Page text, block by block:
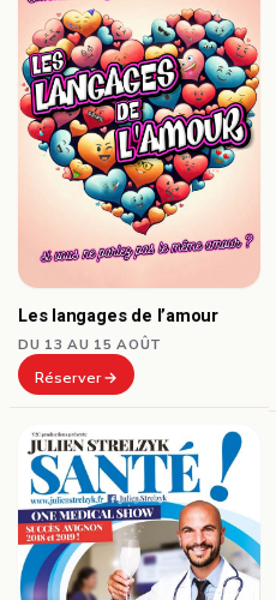
Les langages de l’amour
DU 13 AU 15 AOÛT
Réserver